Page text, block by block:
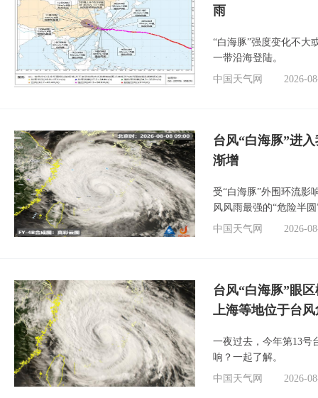
雨
“白海豚”强度变化不大
一带沿海登陆。
中国天气网
2026-
台风“白海豚”进
渐增
受“白海豚”外围环流影
风风雨最强的“危险半
中国天气网
2026-
台风“白海豚”眼
上海等地位于台
一夜过去，今年第13号
响？一起了解。
中国天气网
2026-